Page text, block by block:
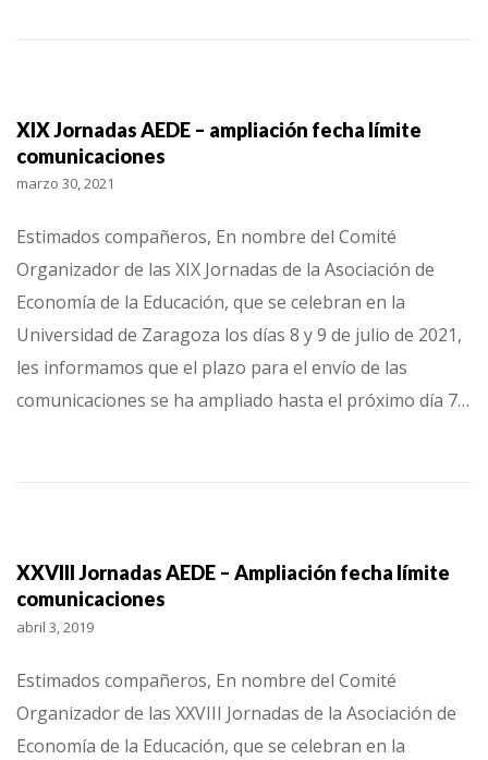
XIX Jornadas AEDE – ampliación fecha límite
comunicaciones
marzo 30, 2021
Estimados compañeros, En nombre del Comité
Organizador de las XIX Jornadas de la Asociación de
Economía de la Educación, que se celebran en la
Universidad de Zaragoza los días 8 y 9 de julio de 2021,
les informamos que el plazo para el envío de las
comunicaciones se ha ampliado hasta el próximo día 7…
XXVIII Jornadas AEDE – Ampliación fecha límite
comunicaciones
abril 3, 2019
Estimados compañeros, En nombre del Comité
Organizador de las XXVIII Jornadas de la Asociación de
Economía de la Educación, que se celebran en la